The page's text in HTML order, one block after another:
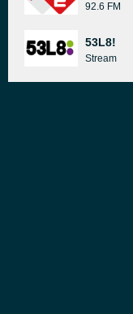
92.6 FM
53L8!
Stream